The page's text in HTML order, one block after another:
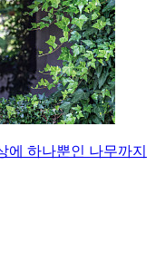
에 하나뿐인 나무까지